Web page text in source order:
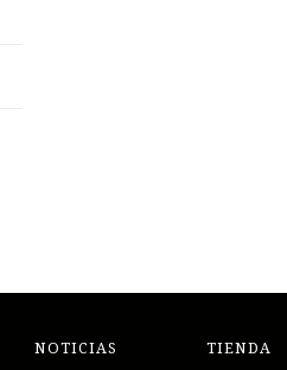
NOTICIAS TIENDA